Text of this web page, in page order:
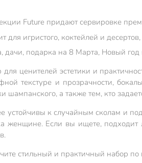
Future придают сервировке
игристого, коктейлей и
дачи, подарка на 8 Марта, Новый год
ценителей эстетики и
текстуре и прозрачности,
шампанского, а также тем, кто
устойчивы к случайным сколам и
женщине. Если вы ищете,
стильный и практичный набор по